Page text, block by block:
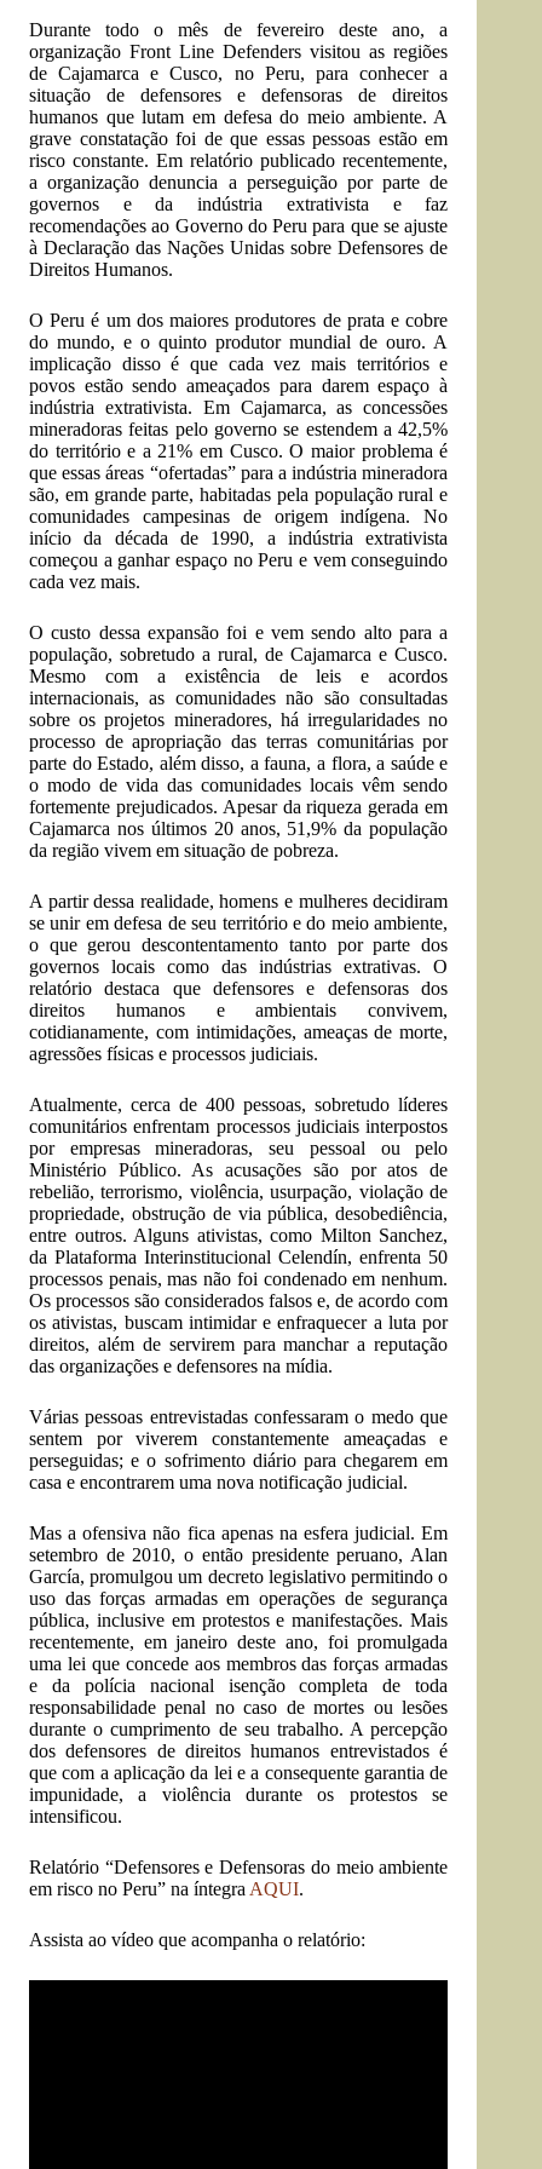
Durante todo o mês de fevereiro deste ano, a
organização Front Line Defenders visitou as regiões
de Cajamarca e Cusco, no Peru, para conhecer a
situação de defensores e defensoras de direitos
humanos que lutam em defesa do meio ambiente. A
grave constatação foi de que essas pessoas estão em
risco constante. Em relatório publicado recentemente,
a organização denuncia a perseguição por parte de
governos e da indústria extrativista e faz
recomendações ao Governo do Peru para que se ajuste
à Declaração das Nações Unidas sobre Defensores de
Direitos Humanos.
O Peru é um dos maiores produtores de prata e cobre
do mundo, e o quinto produtor mundial de ouro. A
implicação disso é que cada vez mais territórios e
povos estão sendo ameaçados para darem espaço à
indústria extrativista. Em Cajamarca, as concessões
mineradoras feitas pelo governo se estendem a 42,5%
do território e a 21% em Cusco. O maior problema é
que essas áreas “ofertadas” para a indústria mineradora
são, em grande parte, habitadas pela população rural e
comunidades campesinas de origem indígena. No
início da década de 1990, a indústria extrativista
começou a ganhar espaço no Peru e vem conseguindo
cada vez mais.
O custo dessa expansão foi e vem sendo alto para a
população, sobretudo a rural, de Cajamarca e Cusco.
Mesmo com a existência de leis e acordos
internacionais, as comunidades não são consultadas
sobre os projetos mineradores, há irregularidades no
processo de apropriação das terras comunitárias por
parte do Estado, além disso, a fauna, a flora, a saúde e
o modo de vida das comunidades locais vêm sendo
fortemente prejudicados. Apesar da riqueza gerada em
Cajamarca nos últimos 20 anos, 51,9% da população
da região vivem em situação de pobreza.
A partir dessa realidade, homens e mulheres decidiram
se unir em defesa de seu território e do meio ambiente,
o que gerou descontentamento tanto por parte dos
governos locais como das indústrias extrativas. O
relatório destaca que defensores e defensoras dos
direitos humanos e ambientais convivem,
cotidianamente, com intimidações, ameaças de morte,
agressões físicas e processos judiciais.
Atualmente, cerca de 400 pessoas, sobretudo líderes
comunitários enfrentam processos judiciais interpostos
por empresas mineradoras, seu pessoal ou pelo
Ministério Público. As acusações são por atos de
rebelião, terrorismo, violência, usurpação, violação de
propriedade, obstrução de via pública, desobediência,
entre outros. Alguns ativistas, como Milton Sanchez,
da Plataforma Interinstitucional Celendín, enfrenta 50
processos penais, mas não foi condenado em nenhum.
Os processos são considerados falsos e, de acordo com
os ativistas, buscam intimidar e enfraquecer a luta por
direitos, além de servirem para manchar a reputação
das organizações e defensores na mídia.
Várias pessoas entrevistadas confessaram o medo que
sentem por viverem constantemente ameaçadas e
perseguidas; e o sofrimento diário para chegarem em
casa e encontrarem uma nova notificação judicial.
Mas a ofensiva não fica apenas na esfera judicial. Em
setembro de 2010, o então presidente peruano, Alan
García, promulgou um decreto legislativo permitindo o
uso das forças armadas em operações de segurança
pública, inclusive em protestos e manifestações. Mais
recentemente, em janeiro deste ano, foi promulgada
uma lei que concede aos membros das forças armadas
e da polícia nacional isenção completa de toda
responsabilidade penal no caso de mortes ou lesões
durante o cumprimento de seu trabalho. A percepção
dos defensores de direitos humanos entrevistados é
que com a aplicação da lei e a consequente garantia de
impunidade, a violência durante os protestos se
intensificou.
Relatório “Defensores e Defensoras do meio ambiente
em risco no Peru” na íntegra AQUI.
Assista ao vídeo que acompanha o relatório: